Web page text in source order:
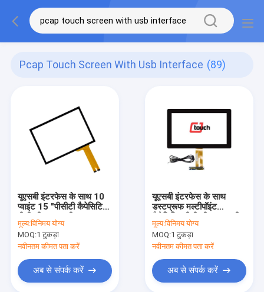
Pcap Touch Screen With Usb Interface (89)
यूएसबी इंटरफेस के साथ 10
प्वाइंट 15 "पीसीटी कैपेसिटिव
पीसीएपी टच स्क्रीन
मूल्य:विनिमय योग्य
MOQ:1 टुकड़ा
नवीनतम कीमत पता करें
अब से संपर्क करें
यूएसबी इंटरफेस के साथ
डस्टप्रूफ मल्टीपॉइंट
कैपेसिटिव पीसीएपी टच स्क्रीन
13.3"
मूल्य:विनिमय योग्य
MOQ:1 टुकड़ा
नवीनतम कीमत पता करें
अब से संपर्क करें